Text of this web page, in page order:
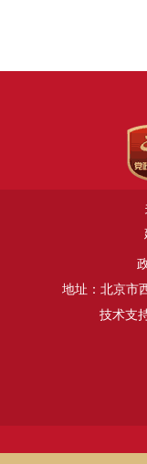
地址：北京市
技术支